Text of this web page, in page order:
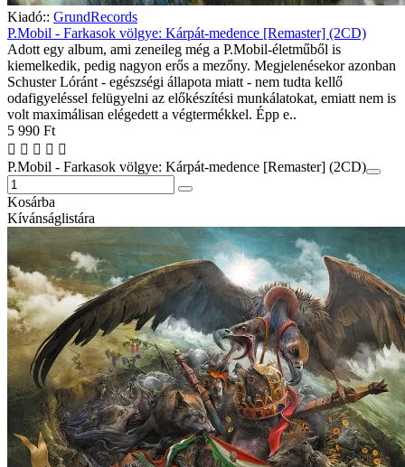
Kiadó:: GrundRecords
P.Mobil - Farkasok völgye: Kárpát-medence [Remaster] (2CD)
Adott egy album, ami zeneileg még a P.Mobil-életműből is
kiemelkedik, pedig nagyon erős a mezőny. Megjelenésekor azonban
Schuster Lóránt - egészségi állapota miatt - nem tudta kellő
odafigyeléssel felügyelni az előkészítési munkálatokat, emiatt nem is
volt maximálisan elégedett a végtermékkel. Épp e..
5 990 Ft
P.Mobil - Farkasok völgye: Kárpát-medence [Remaster] (2CD)
Kosárba
Kívánságlistára